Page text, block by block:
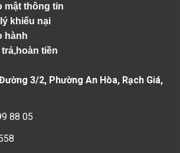
mật thông tin
khiếu nại
hành
tiền
3/2, Phường An Hòa, Rạch Giá,
88 05